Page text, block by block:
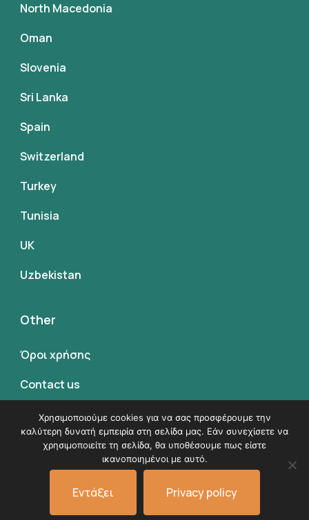
North Macedonia
Oman
Slovenia
Sri Lanka
Spain
Switzerland
Turkey
Tunisia
UK
Uzbekistan
Other
Όροι χρήσης
Contact us
Όροι συμμετοχης
Χρησιμοποιούμε cookies για να σας προσφέρουμε την
καλύτερη δυνατή εμπειρία στη σελίδα μας. Εάν συνεχίσετε να
χρησιμοποιείτε τη σελίδα, θα υποθέσουμε πως είστε
ικανοποιημένοι με αυτό.
Εντάξει Privacy policy